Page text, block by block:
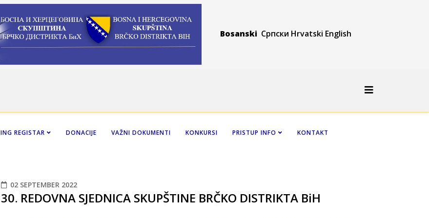
Bosanski Српски Hrvatski English
ING REGISTAR DONACIJE VAŽNI DOKUMENTI KONKURSI PRISTUP INFO KONTAKT
02 SEPTEMBER 2022
30. REDOVNA SJEDNICA SKUPŠTINE BRČKO DISTRIKTA BiH